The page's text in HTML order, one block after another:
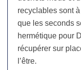
recyclables sont
que les seconds
hermétique pour
récupérer sur
l’être.